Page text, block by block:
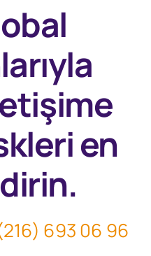
en
693 06 96